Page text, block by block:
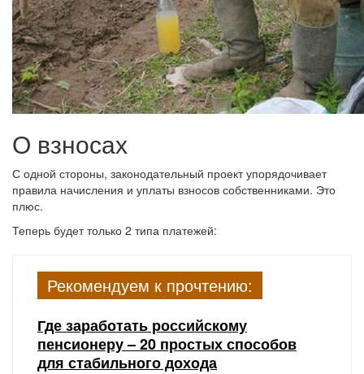
О взносах
С одной стороны, законодательный проект упорядочивает
правила начисления и уплаты взносов собственниками. Это
плюс.
Теперь будет только 2 типа платежей:
Рекомендуем к прочтению:
Где заработать российскому
пенсионеру – 20 простых способов
для стабильного дохода